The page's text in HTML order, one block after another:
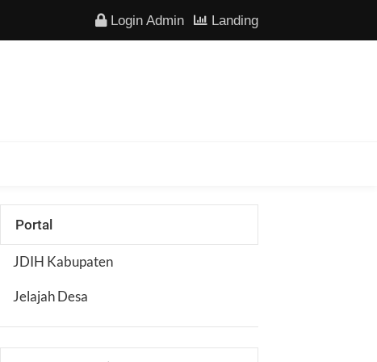
Login Admin Landing
Portal
JDIH Kabupaten
Jelajah Desa